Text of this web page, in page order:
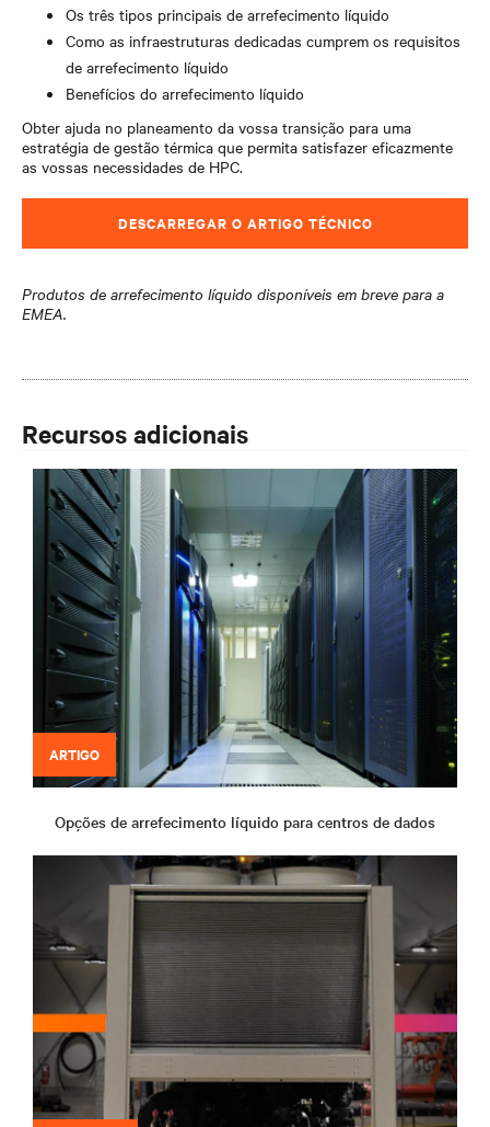
Os três tipos principais de arrefecimento líquido
Como as infraestruturas dedicadas cumprem os requisitos
de arrefecimento líquido
Benefícios do arrefecimento líquido
Obter ajuda no planeamento da vossa transição para uma
estratégia de gestão térmica que permita satisfazer eficazmente
as vossas necessidades de HPC.
DESCARREGAR O ARTIGO TÉCNICO
Produtos de arrefecimento líquido disponíveis em breve para a
EMEA.
Recursos adicionais
ARTIGO
Opções de arrefecimento líquido para centros de dados